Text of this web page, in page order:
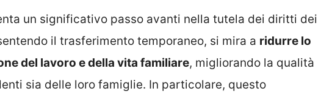
un significativo passo avanti nella tutela dei diritti dei
il trasferimento temporaneo, si mira a ridurre lo
del lavoro e della vita familiare, migliorando la qualità
sia delle loro famiglie. In particolare, questo